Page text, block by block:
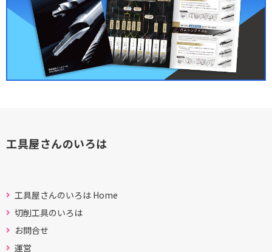
工具屋さんのいろは
工具屋さんのいろは Home
切削工具のいろは
お問合せ
運営